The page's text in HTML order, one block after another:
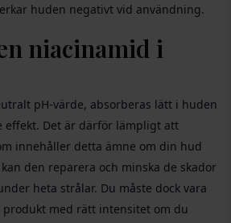
huden negativt vid användning.
niacinamid i
pH-värde, absorberas lätt i huden
effekt. Det är därför lämpligt att
innehåller detta ämne om din hud
den reparera och minska de skador
heta strålar. Du måste dock vara
produkt med rätt intensitet om du